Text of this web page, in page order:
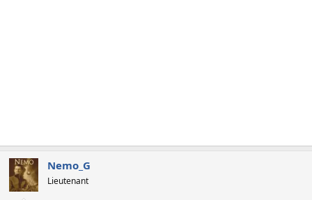
Nemo_G
Lieutenant